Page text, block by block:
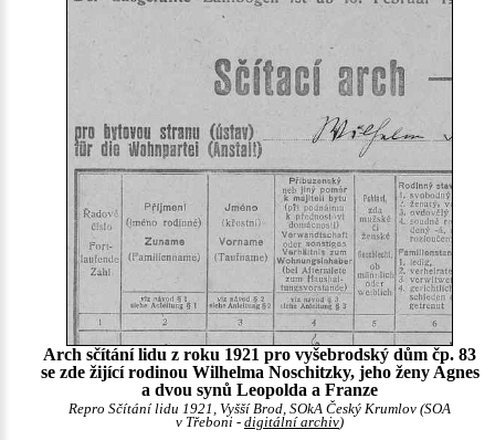
Arch sčítání lidu z roku 1921 pro vyšebrodský dům čp. 83
se zde žijící rodinou Wilhelma Noschitzky, jeho ženy Agnes
a dvou synů Leopolda a Franze
Repro Sčítání lidu 1921, Vyšší Brod, SOkA Český Krumlov (SOA
v Třeboni - digitální archiv)